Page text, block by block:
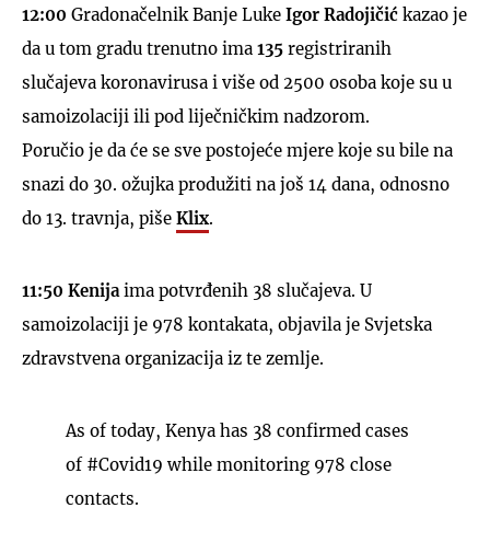
12:00 Gradonačelnik Banje Luke Igor Radojičić kazao je
da u tom gradu trenutno ima 135 registriranih
slučajeva koronavirusa i više od 2500 osoba koje su u
samoizolaciji ili pod liječničkim nadzorom.
Poručio je da će se sve postojeće mjere koje su bile na
snazi do 30. ožujka produžiti na još 14 dana, odnosno
do 13. travnja, piše Klix.
11:50 Kenija ima potvrđenih 38 slučajeva. U
samoizolaciji je 978 kontakata, objavila je Svjetska
zdravstvena organizacija iz te zemlje.
As of today, Kenya has 38 confirmed cases
of #Covid19 while monitoring 978 close
contacts.